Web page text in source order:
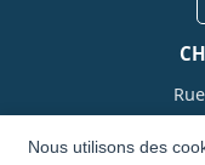
Nous utilisons des